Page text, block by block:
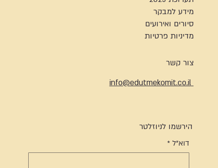
מידע למבקר
סיורים ואירועים
מדיניות פרטיות
צור קשר
info@edutmekomit.co.il
הירשמו לניוזלטר
דוא"ל *